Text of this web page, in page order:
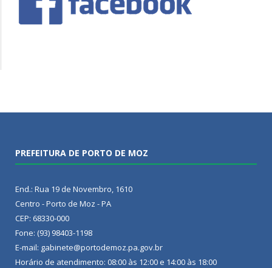
PREFEITURA DE PORTO DE MOZ
End.: Rua 19 de Novembro, 1610
Centro - Porto de Moz - PA
CEP: 68330-000
Fone: (93) 98403-1198
E-mail: gabinete@portodemoz.pa.gov.br
Horário de atendimento: 08:00 às 12:00 e 14:00 às 18:00